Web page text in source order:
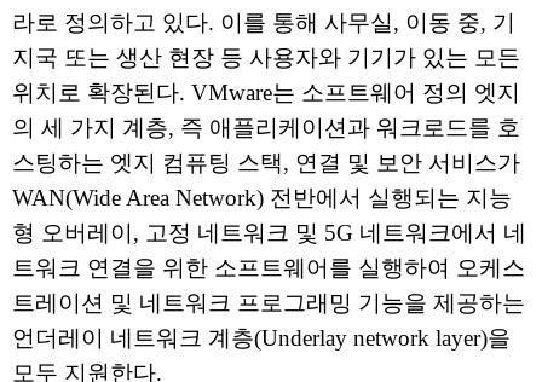
라로 정의하고 있다. 이를 통해 사무실, 이동 중, 기
지국 또는 생산 현장 등 사용자와 기기가 있는 모든
위치로 확장된다. VMware는 소프트웨어 정의 엣지
의 세 가지 계층, 즉 애플리케이션과 워크로드를 호
스팅하는 엣지 컴퓨팅 스택, 연결 및 보안 서비스가
WAN(Wide Area Network) 전반에서 실행되는 지능
형 오버레이, 고정 네트워크 및 5G 네트워크에서 네
트워크 연결을 위한 소프트웨어를 실행하여 오케스
트레이션 및 네트워크 프로그래밍 기능을 제공하는
언더레이 네트워크 계층(Underlay network layer)을
모두 지원한다.